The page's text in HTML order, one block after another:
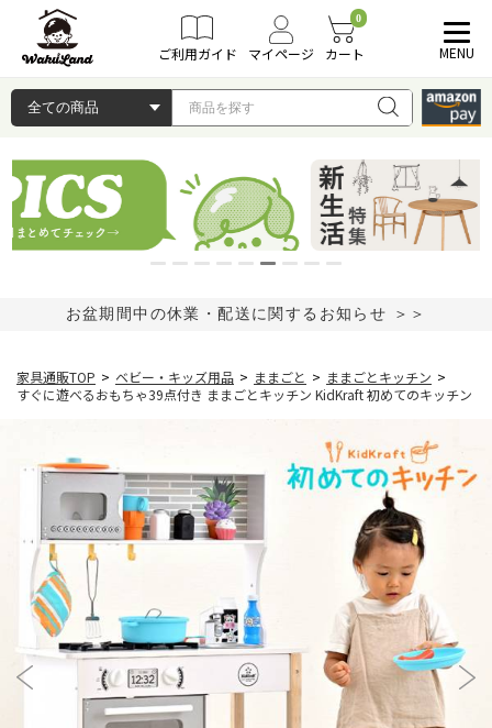
ご利用ガイド マイページ
0
カート MENU
お盆期間中の休業・配送に関するお知らせ ＞＞
家具通販TOP > ベビー・キッズ用品 > ままごと > ままごとキッチン >
すぐに遊べるおもちゃ39点付き ままごとキッチン KidKraft 初めてのキッチン